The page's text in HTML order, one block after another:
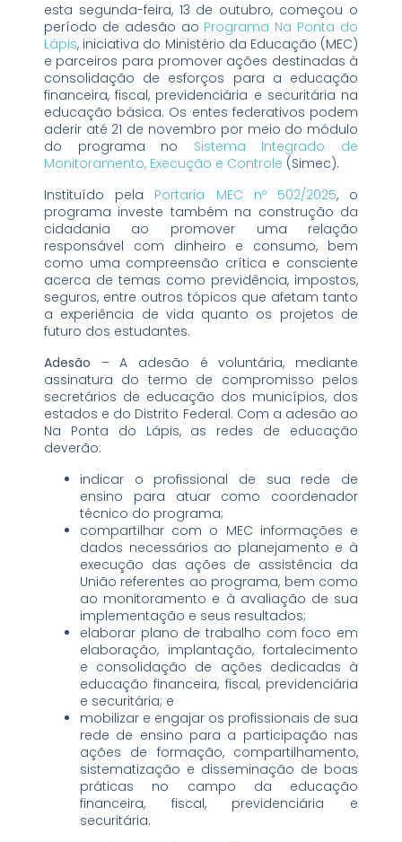
esta segunda-feira, 13 de outubro, começou o
período de adesão ao Programa Na Ponta do
Lápis, iniciativa do Ministério da Educação (MEC)
e parceiros para promover ações destinadas à
consolidação de esforços para a educação
financeira, fiscal, previdenciária e securitária na
educação básica. Os entes federativos podem
aderir até 21 de novembro por meio do módulo
do programa no Sistema Integrado de
Monitoramento, Execução e Controle (Simec).
Instituído pela Portaria MEC nº 502/2025, o
programa investe também na construção da
cidadania ao promover uma relação
responsável com dinheiro e consumo, bem
como uma compreensão crítica e consciente
acerca de temas como previdência, impostos,
seguros, entre outros tópicos que afetam tanto
a experiência de vida quanto os projetos de
futuro dos estudantes.
Adesão – A adesão é voluntária, mediante
assinatura do termo de compromisso pelos
secretários de educação dos municípios, dos
estados e do Distrito Federal. Com a adesão ao
Na Ponta do Lápis, as redes de educação
deverão:
indicar o profissional de sua rede de
ensino para atuar como coordenador
técnico do programa;
compartilhar com o MEC informações e
dados necessários ao planejamento e à
execução das ações de assistência da
União referentes ao programa, bem como
ao monitoramento e à avaliação de sua
implementação e seus resultados;
elaborar plano de trabalho com foco em
elaboração, implantação, fortalecimento
e consolidação de ações dedicadas à
educação financeira, fiscal, previdenciária
e securitária; e
mobilizar e engajar os profissionais de sua
rede de ensino para a participação nas
ações de formação, compartilhamento,
sistematização e disseminação de boas
práticas no campo da educação
financeira, fiscal, previdenciária e
securitária.